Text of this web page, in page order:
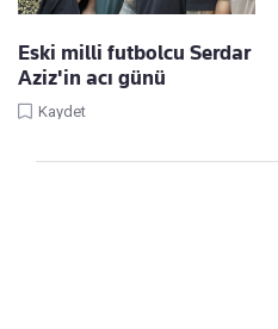
Eski milli futbolcu Serdar
Aziz'in acı günü
Kaydet